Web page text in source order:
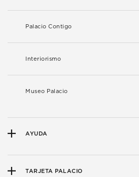
Palacio Contigo
Interiorismo
Museo Palacio
AYUDA
TARJETA PALACIO